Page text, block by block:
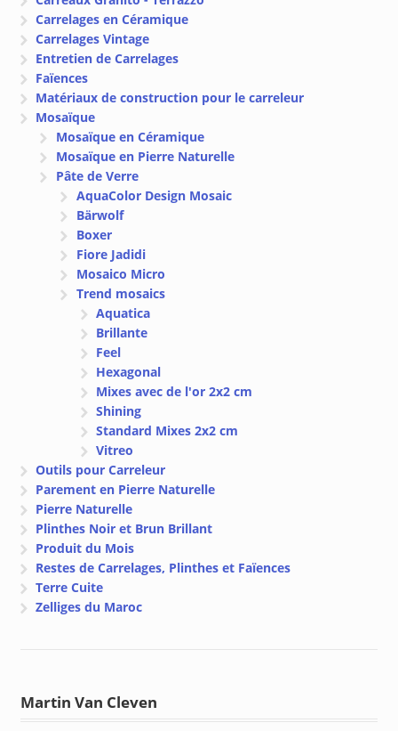
Carrelages en Céramique
Carrelages Vintage
Entretien de Carrelages
Faïences
Matériaux de construction pour le carreleur
Mosaïque
Mosaïque en Céramique
Mosaïque en Pierre Naturelle
Pâte de Verre
AquaColor Design Mosaic
Bärwolf
Boxer
Fiore Jadidi
Mosaico Micro
Trend mosaics
Aquatica
Brillante
Feel
Hexagonal
Mixes avec de l'or 2x2 cm
Shining
Standard Mixes 2x2 cm
Vitreo
Outils pour Carreleur
Parement en Pierre Naturelle
Pierre Naturelle
Plinthes Noir et Brun Brillant
Produit du Mois
Restes de Carrelages, Plinthes et Faïences
Terre Cuite
Zelliges du Maroc
Martin Van Cleven